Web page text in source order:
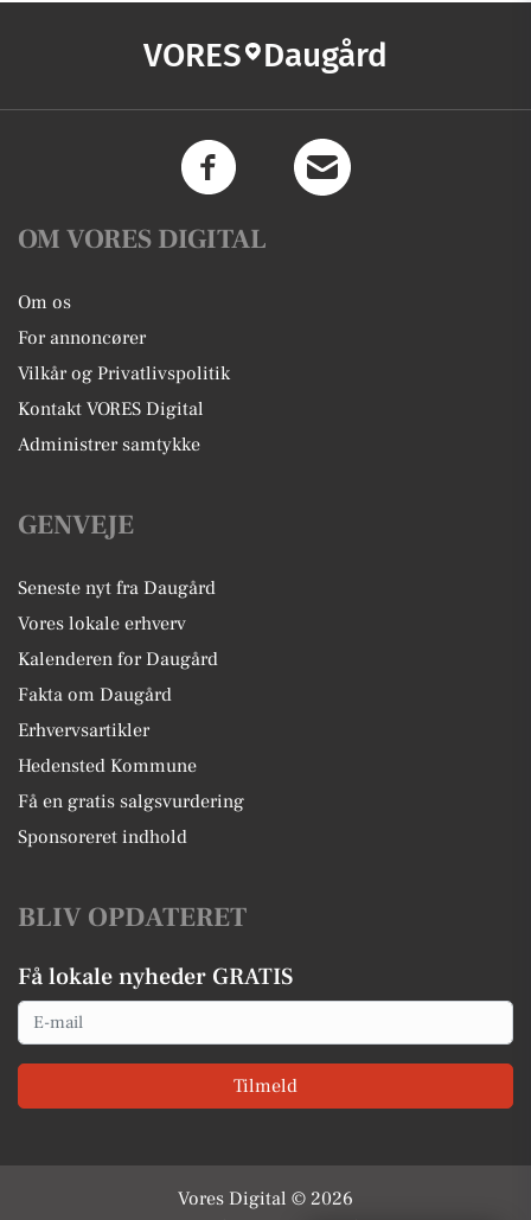
VORES Daugård
OM VORES DIGITAL
Om os
For annoncører
Vilkår og Privatlivspolitik
Kontakt VORES Digital
Administrer samtykke
GENVEJE
Seneste nyt fra Daugård
Vores lokale erhverv
Kalenderen for Daugård
Fakta om Daugård
Erhvervsartikler
Hedensted Kommune
Få en gratis salgsvurdering
Sponsoreret indhold
BLIV OPDATERET
Få lokale nyheder GRATIS
Email
Tilmeld
Vores Digital © 2026